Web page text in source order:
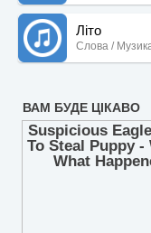
Літо
Слова /